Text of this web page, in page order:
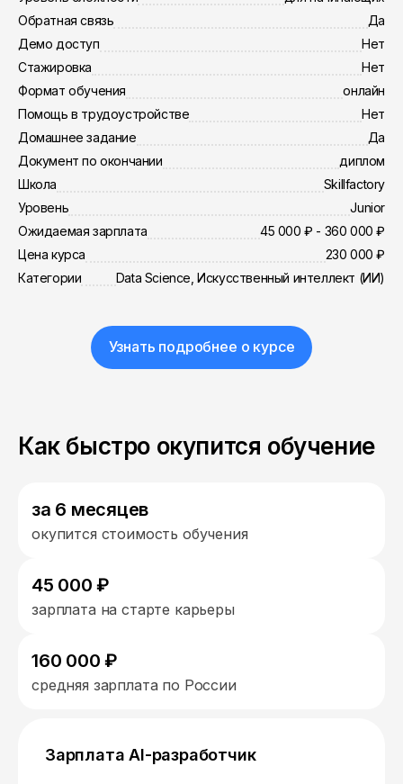
Обратная связь
Да
Демо доступ
Нет
Стажировка
Нет
Формат обучения
онлайн
Помощь в трудоустройстве
Нет
Домашнее задание
Да
Документ по окончании
диплом
Школа
Skillfactory
Уровень
Junior
Ожидаемая зарплата
45 000 ₽ - 360 000 ₽
Цена курса
230 000 ₽
Категории
Data Science, Искусственный интеллект (ИИ)
Узнать подробнее о курсе
Как быстро окупится обучение
за 6 месяцев
окупится стоимость обучения
45 000 ₽
зарплата на старте карьеры
160 000 ₽
средняя зарплата по России
Зарплата AI-разработчик